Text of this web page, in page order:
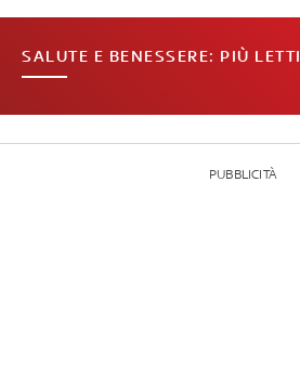
SALUTE E BENESSERE: PIÙ LETTI
PUBBLICITÀ